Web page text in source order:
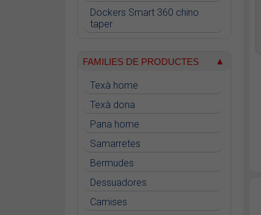
Dockers Smart 360 chino
taper
Dockers Alpha Khaki supreme
Chino slim ankle
Dockers Smart 360 flex
Slim
Dockers Go Active Flex Chino
Skinny
FAMILIES DE PRODUCTES
Texà home
Texà dona
Pana home
Samarretes
Bermudes
Dessuadores
Camises